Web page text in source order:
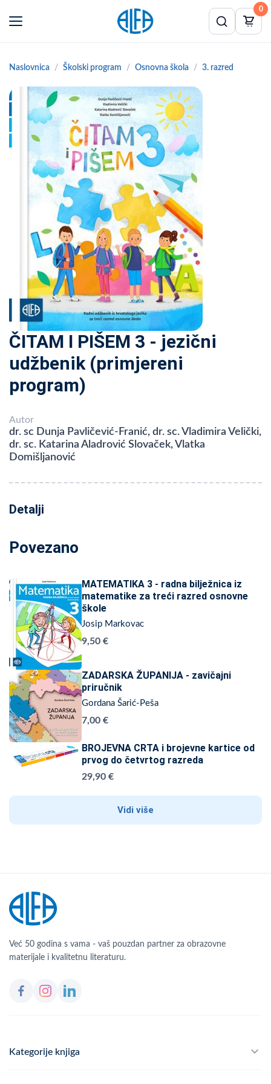
0
Naslovnica Školski program Osnovna škola 3. razred
ČITAM I PIŠEM 3 - jezični
udžbenik (primjereni
program)
Autor
dr. sc Dunja Pavličević-Franić, dr. sc. Vladimira Velički,
dr. sc. Katarina Aladrović Slovaček, Vlatka
Domišljanović
Detalji
Povezano
MATEMATIKA 3 - radna bilježnica iz
matematike za treći razred osnovne
škole
Josip Markovac
9,50 €
ZADARSKA ŽUPANIJA - zavičajni
priručnik
Gordana Šarić-Peša
7,00 €
BROJEVNA CRTA i brojevne kartice od
prvog do četvrtog razreda
29,90 €
Vidi više
Već 50 godina s vama - vaš pouzdan partner za obrazovne
materijale i kvalitetnu literaturu.
Kategorije knjiga